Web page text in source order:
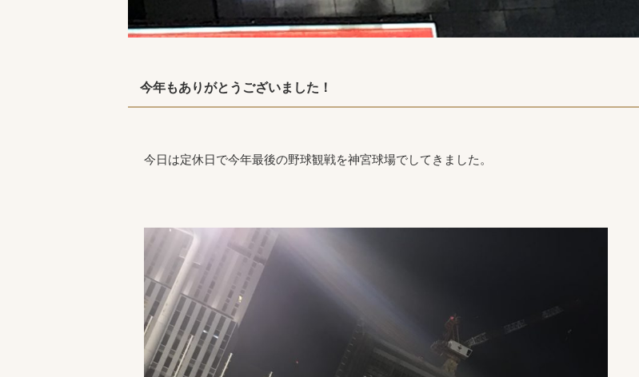
今年もありがとうございました！
今日は定休日で今年最後の野球観戦を神宮球場でしてきました。